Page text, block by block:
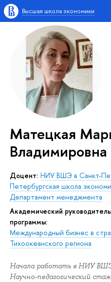
Высшая школа экономики
Матецкая
Владимировна
Доцент: НИУ ВШЭ в Санкт-
Петербургская школа
Департамент менеджмента
Академический руководитель образовательной
программы:
Международный бизнес в
Тихоокеанского региона
Начала работать в НИУ ВШЭ
Научно-педагогический